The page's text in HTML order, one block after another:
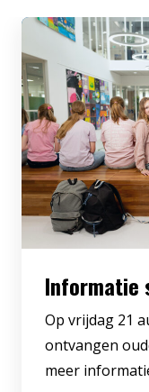
Informatie
Op vrijdag 21
ontvangen
meer